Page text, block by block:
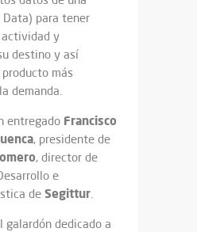
Data) para tener
y
destino y así
más
demanda.
entregado Francisco
, presidente de
, director de
e
de Segittur
galardón dedicado a